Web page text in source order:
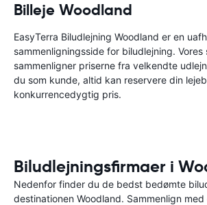
Billeje Woodland
EasyTerra Biludlejning Woodland er en
sammenligningsside for biludlejning. Vores
sammenligner priserne fra velkendte
du som kunde, altid kan reservere din
konkurrencedygtig pris.
Biludlejningsfirmaer i
Nedenfor finder du de bedst bedømte
destinationen Woodland. Sammenlign